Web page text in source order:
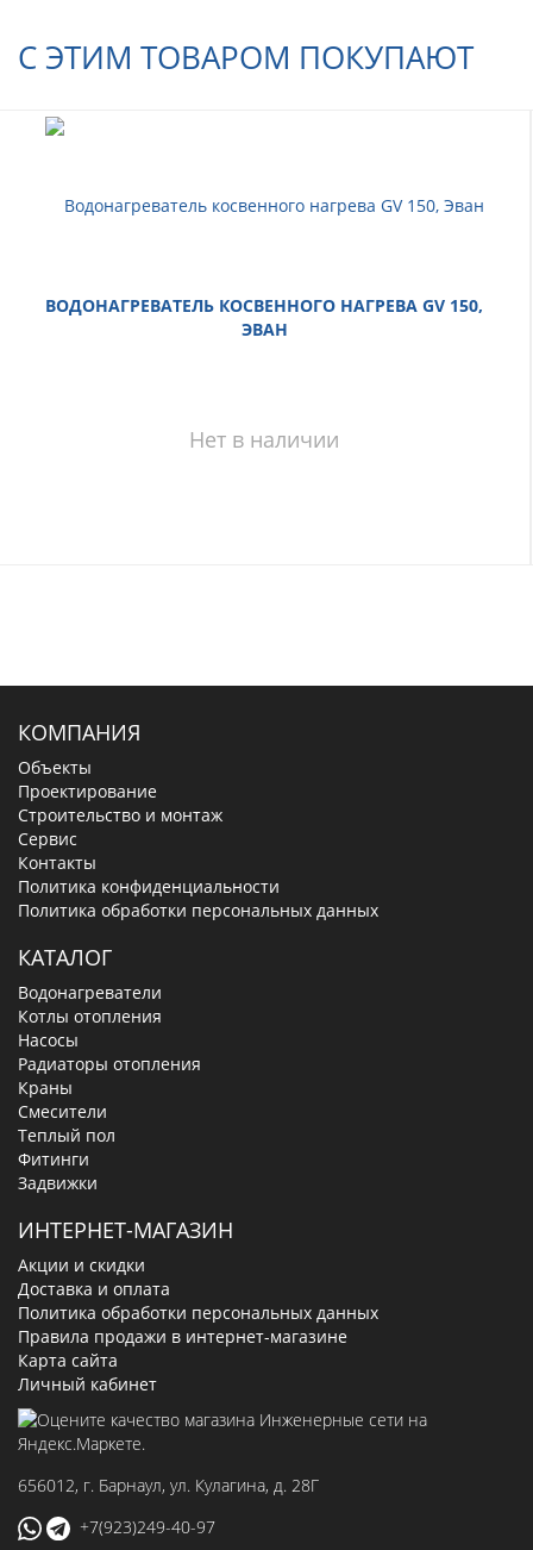
С ЭТИМ ТОВАРОМ ПОКУПАЮТ
ВОДОНАГРЕВАТЕЛЬ КОСВЕННОГО НАГРЕВА GV 150,
ЭВАН
Нет в наличии
КОМПАНИЯ
Объекты
Проектирование
Строительство и монтаж
Сервис
Контакты
Политика конфиденциальности
Политика обработки персональных данных
КАТАЛОГ
Водонагреватели
Котлы отопления
Насосы
Радиаторы отопления
Краны
Смесители
Теплый пол
Фитинги
Задвижки
ИНТЕРНЕТ-МАГАЗИН
Акции и скидки
Доставка и оплата
Политика обработки персональных данных
Правила продажи в интернет-магазине
Карта сайта
Личный кабинет
656012, г. Барнаул, ул. Кулагина, д. 28Г
+7(923)249-40-97